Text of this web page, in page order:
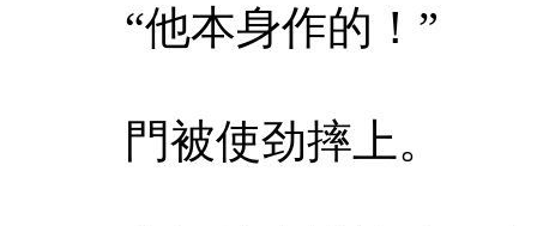
“他本身作的！”
門被使劲摔上。